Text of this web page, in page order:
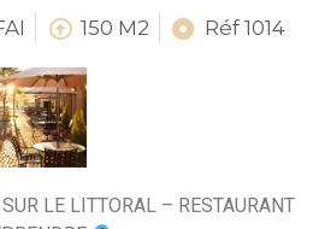
150 M2 Réf 1014
LE LITTORAL – RESTAURANT